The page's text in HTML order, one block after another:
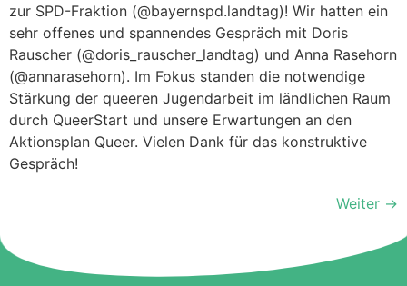
zur SPD-Fraktion (@bayernspd.landtag)! Wir hatten ein
sehr offenes und spannendes Gespräch mit Doris
Rauscher (@doris_rauscher_landtag) und Anna Rasehorn
(@annarasehorn). Im Fokus standen die notwendige
Stärkung der queeren Jugendarbeit im ländlichen Raum
durch QueerStart und unsere Erwartungen an den
Aktionsplan Queer. Vielen Dank für das konstruktive
Gespräch!
Weiter →